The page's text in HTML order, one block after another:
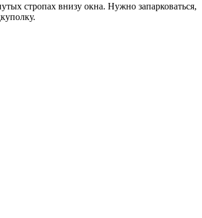
стропах внизу окна. Нужно запарковаться,